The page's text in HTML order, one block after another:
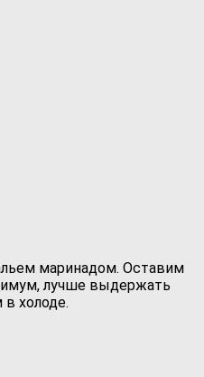
маринадом. Оставим
лучше выдержать
холоде.